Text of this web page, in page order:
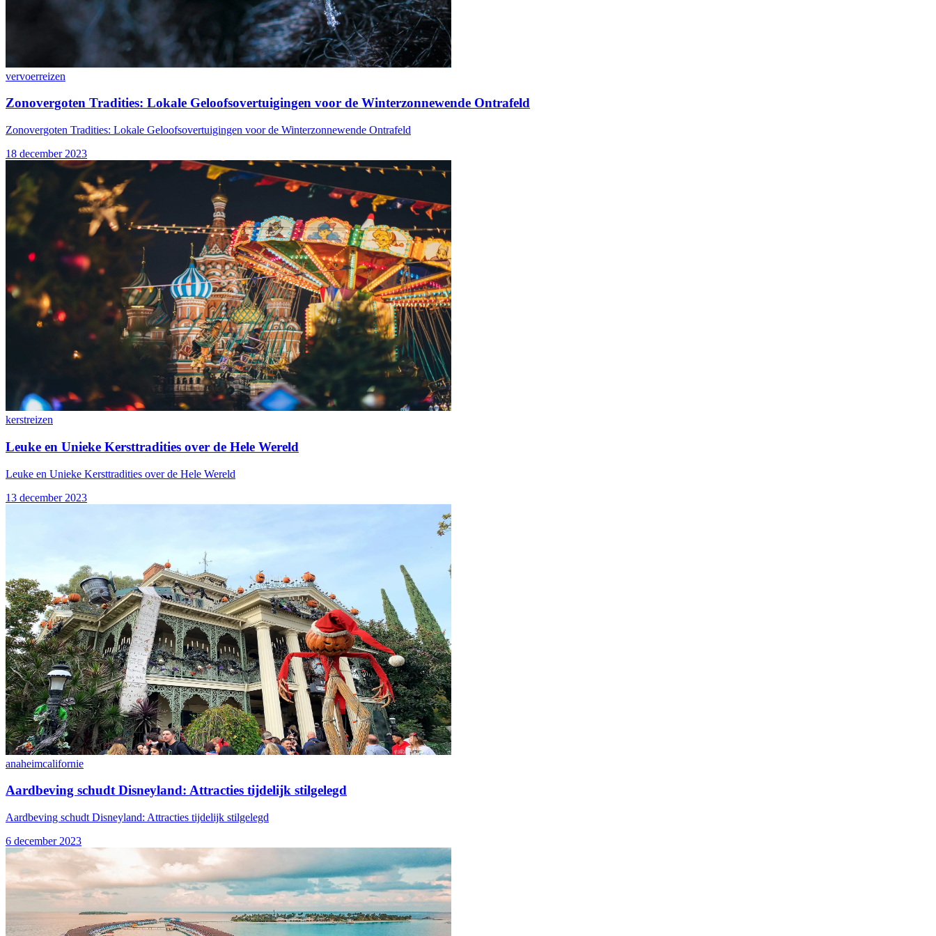
vervoerreizen
Zonovergoten Tradities: Lokale Geloofsovertuigingen voor de Winterzonnewende Ontrafeld
Zonovergoten Tradities: Lokale Geloofsovertuigingen voor de Winterzonnewende Ontrafeld
18 december 2023
kerstreizen
Leuke en Unieke Kersttradities over de Hele Wereld
Leuke en Unieke Kersttradities over de Hele Wereld
13 december 2023
anaheimcalifornie
Aardbeving schudt Disneyland: Attracties tijdelijk stilgelegd
Aardbeving schudt Disneyland: Attracties tijdelijk stilgelegd
6 december 2023